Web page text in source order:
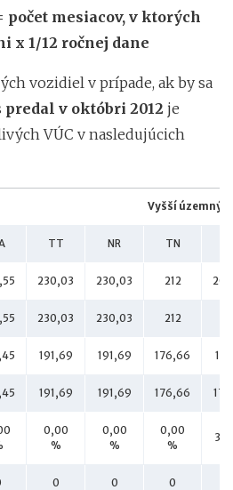
počet mesiacov, v ktorých
x 1/12 ročnej dane
vozidiel v prípade, ak by sa
predal v októbri 2012 je
VÚC v nasledujúcich
Vyšší územný
TT NR TN
230,03 230,03 212
230,03 230,03 212
191,69 191,69 176,66
191,69 191,69 176,66
0,00
%
0,00
%
0,00
%
0 0 0